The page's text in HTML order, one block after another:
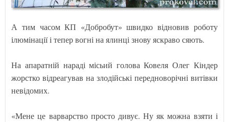
А тим часом КП «Добробут» швидко відновив роботу
ілюмінації і тепер вогні на ялинці знову яскраво сяють.
На апаратній нараді місьий голова Ковеля Олег Кіндер
жорстко відреагував на злодійські передноворічні витівки
невідомих.
«Мене це варварство просто дивує. Ну як можна взяти і